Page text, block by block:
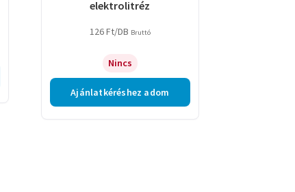
elektrolitréz
126Ft/DB Bruttó
Nincs
Ajánlatkéréshez adom